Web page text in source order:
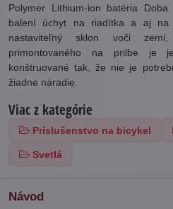
Polymer
Lithium-ion batéria Doba
balení úchyt na riadítka a aj na
nastaviteľný sklon voči
primontovaného na prilbe je
konštruované tak, že nie je
žiadne náradie.
Viac z kategórie
Príslušenstvo na bicykel
Svetlá
Návod